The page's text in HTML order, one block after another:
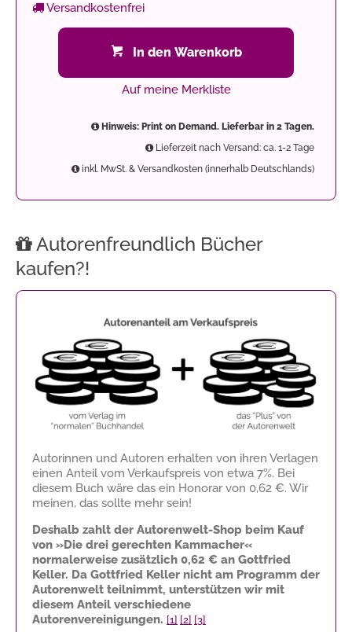
Versandkostenfrei
In den Warenkorb
Auf meine Merkliste
Hinweis: Print on Demand. Lieferbar in 2 Tagen.
Lieferzeit nach Versand: ca. 1-2 Tage
inkl. MwSt. & Versandkosten (innerhalb Deutschlands)
Autorenfreundlich Bücher
kaufen?!
Autorinnen und Autoren erhalten von ihren Verlagen
einen Anteil vom Verkaufspreis von etwa 7%. Bei
diesem Buch wäre das ein Honorar von 0,62 €. Wir
meinen, das sollte mehr sein!
Deshalb zahlt der Autorenwelt-Shop beim Kauf
von »Die drei gerechten Kammacher«
normalerweise zusätzlich 0,62 € an Gottfried
Keller. Da Gottfried Keller nicht am Programm der
Autorenwelt teilnimmt, unterstützen wir mit
diesem Anteil verschiedene
Autorenvereinigungen. [1] [2] [3]